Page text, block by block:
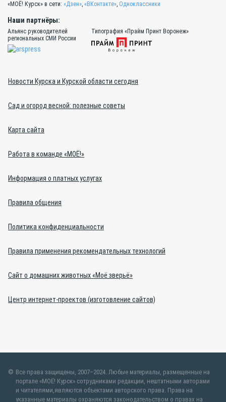
«МОЁ! Курск» в сети: «Дзен», «ВКонтакте», Одноклассники
Наши партнёры:
Альянс руководителей
региональных СМИ России
Типография «Прайм Принт Воронеж»
Новости Курска и Курской области сегодня
Сад и огород весной: полезные советы
Карта сайта
Работа в команде «МОЁ!»
Информация о платных услугах
Правила общения
Политика конфиденциальности
Правила применения рекомендательных технологий
Сайт о домашних животных «Моё зверьё»
Центр интернет-проектов (изготовление сайтов)
Все права защищены, 2007–2024. Любые материалы, размещенные на
портале «МОЁ! Курск» сотрудниками редакции, нештатными авторами
и читателями,являются объектами авторского права. Права на
указанные материалы охраняются законодательством о правах на